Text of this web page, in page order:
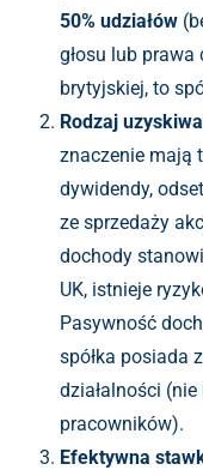
50% udziałów
głosu lub prawa
brytyjskiej, to
Rodzaj
znaczenie mają
dywidendy,
ze sprzedaży
dochody
UK, istnieje
Pasywność
spółka posiada
działalności
pracowników).
Efektywna